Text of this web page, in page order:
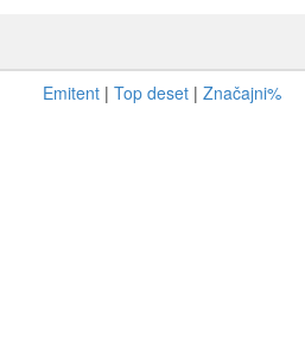
Emitent | Top deset | Značajni%